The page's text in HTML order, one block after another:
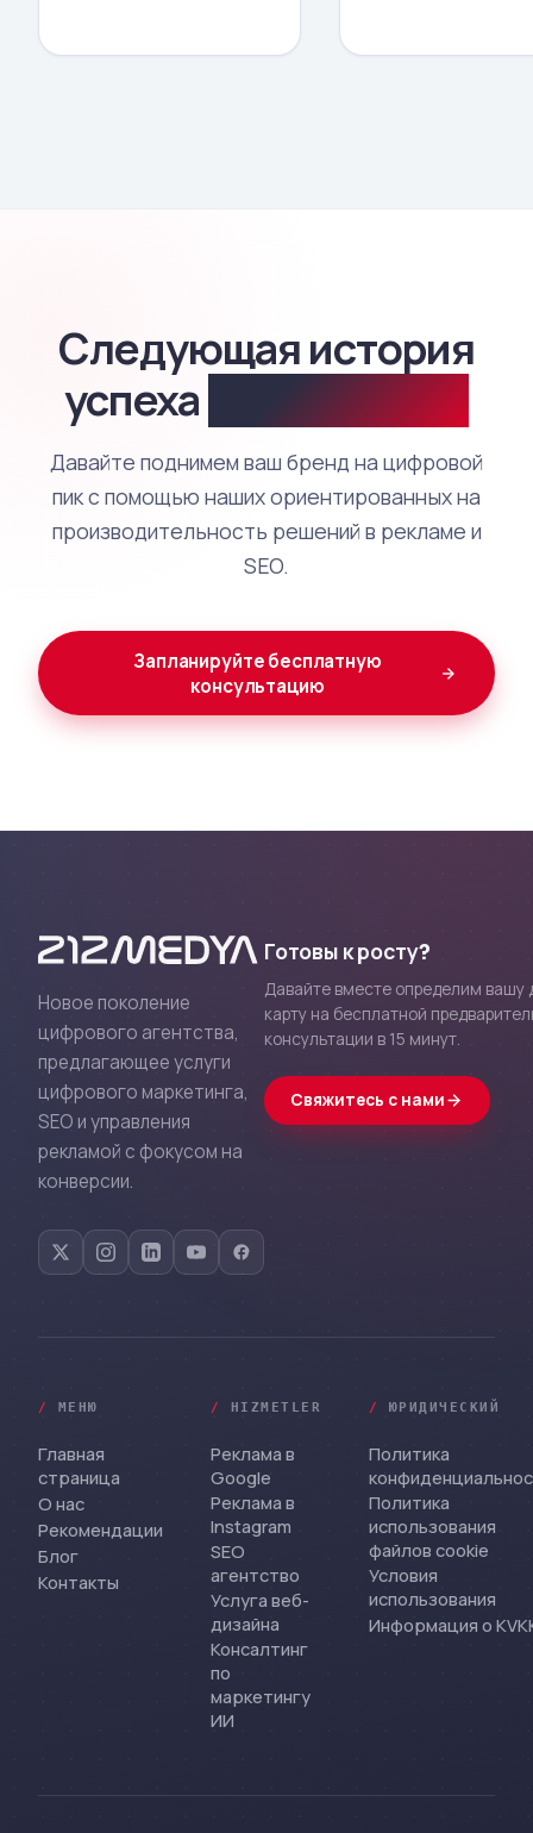
Следующая история
успеха
будет вашей.
Давайте поднимем ваш бренд на цифровой
пик с помощью наших ориентированных на
производительность решений в рекламе и
SEO.
Запланируйте бесплатную
консультацию
Новое поколение
цифрового агентства,
предлагающее услуги
цифрового маркетинга,
SEO и управления
рекламой с фокусом на
конверсии.
Готовы к росту?
Давайте вместе определим вашу
карту на бесплатной
консультации в 15 минут.
Свяжитесь с нами
/ МЕНЮ
Главная
страница
О нас
Рекомендации
Блог
Контакты
/ HIZMETLER
Реклама в
Google
Реклама в
Instagram
SEO
агентство
Услуга веб-
дизайна
Консалтинг
по
маркетингу
ИИ
/ ЮРИДИЧЕСКИЙ
Политика
Политика
использования
файлов cookie
Условия
использования
Информация о